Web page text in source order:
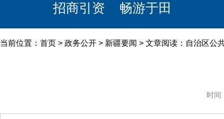
招商引资 畅游于田
当前位置： 首页 > 政务公开 > 新疆要闻 > 文章阅读：自治区公
时间